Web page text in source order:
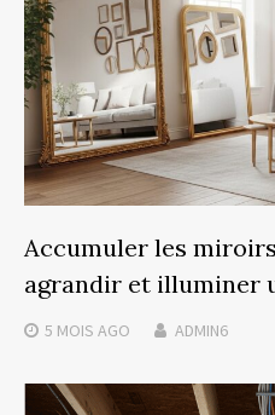
Accumuler les
agrandir et illuminer
5 MOIS AGO ADMIN6